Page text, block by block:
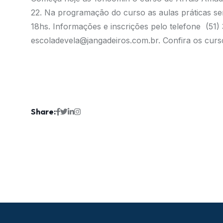
22. Na programação do curso as aulas práticas
18hs. Informações e inscrições pelo telefone
escoladevela@jangadeiros.com.br. Confira os
Share: